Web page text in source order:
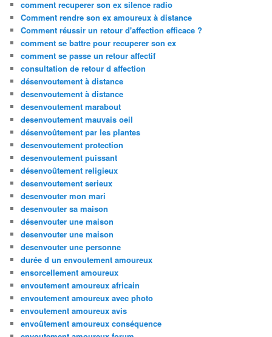
comment recuperer son ex silence radio
Comment rendre son ex amoureux à distance
Comment réussir un retour d'affection efficace ?
comment se battre pour recuperer son ex
comment se passe un retour affectif
consultation de retour d affection
désenvoutement à distance
desenvoutement à distance
desenvoutement marabout
desenvoutement mauvais oeil
désenvoûtement par les plantes
desenvoutement protection
desenvoutement puissant
désenvoûtement religieux
desenvoutement serieux
desenvouter mon mari
desenvouter sa maison
désenvouter une maison
desenvouter une maison
desenvouter une personne
durée d un envoutement amoureux
ensorcellement amoureux
envoutement amoureux africain
envoutement amoureux avec photo
envoutement amoureux avis
envoûtement amoureux conséquence